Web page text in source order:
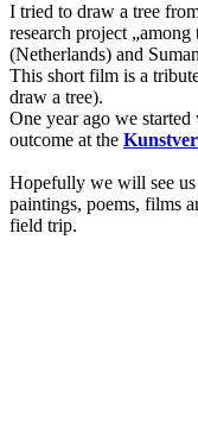
I tried to draw a tree
research project
(Netherlands) and
This short film is a
draw a tree).
One year ago we
outcome at the
Hopefully we will see
paintings, poems, films
field trip.